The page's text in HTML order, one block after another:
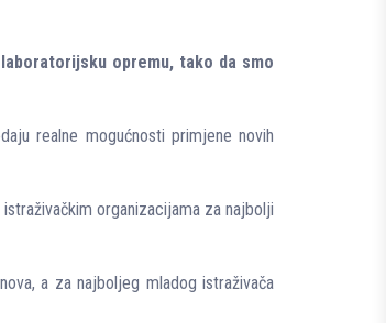
opremu, tako da smo
realne mogućnosti primjene novih
organizacijama za najbolјi
a za najbolјeg mladog istraživača